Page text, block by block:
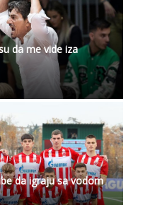
da me vide iza
da igraju sa vodom